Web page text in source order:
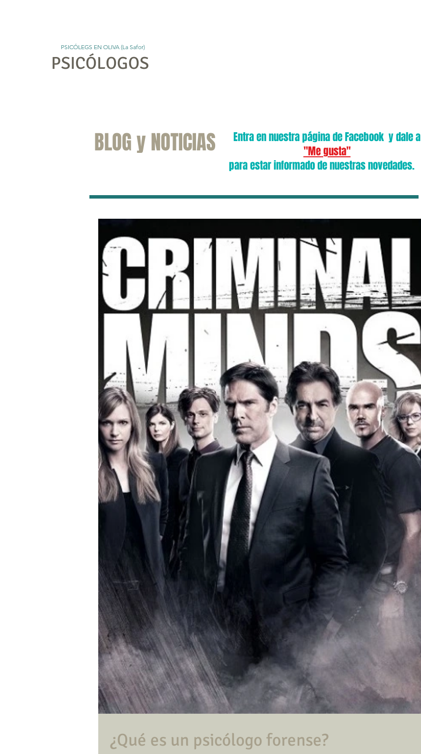
PSICÓLEGS EN OLIVA (La Safor)
PSICÓLOGOS
BLOG y NOTICIAS
Entra en nuestra página de Facebook y dale a
"Me gusta"
para estar informado de nuestras novedades.
¿Qué es un psicólogo forense?